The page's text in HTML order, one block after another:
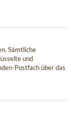
Sämtliche
und
Postfach über das